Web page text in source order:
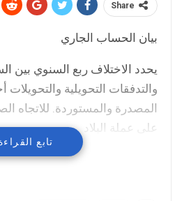
Share
بيان الحساب الجاري
يحدد الاختلاف ربع السنوي بين
والتدفقات التحويلية والتحويلات
المصدرة والمستوردة. للاتجاه
على عملة البلاد
تابع